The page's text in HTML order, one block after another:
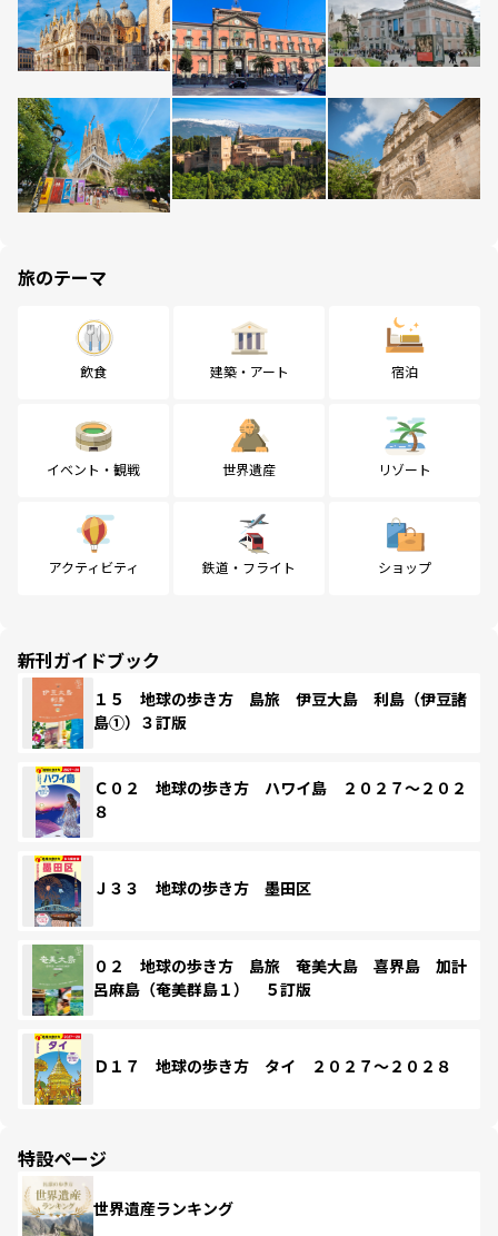
旅のテーマ
飲食 建築・アート 宿泊
イベント・観戦 世界遺産 リゾート
アクティビティ 鉄道・フライト ショップ
新刊ガイドブック
１５ 地球の歩き方 島旅 伊豆大島 利島（伊豆諸
島①）３訂版
Ｃ０２ 地球の歩き方 ハワイ島 ２０２７～２０２
８
Ｊ３３ 地球の歩き方 墨田区
０２ 地球の歩き方 島旅 奄美大島 喜界島 加計
呂麻島（奄美群島１） ５訂版
Ｄ１７ 地球の歩き方 タイ ２０２７～２０２８
特設ページ
世界遺産ランキング